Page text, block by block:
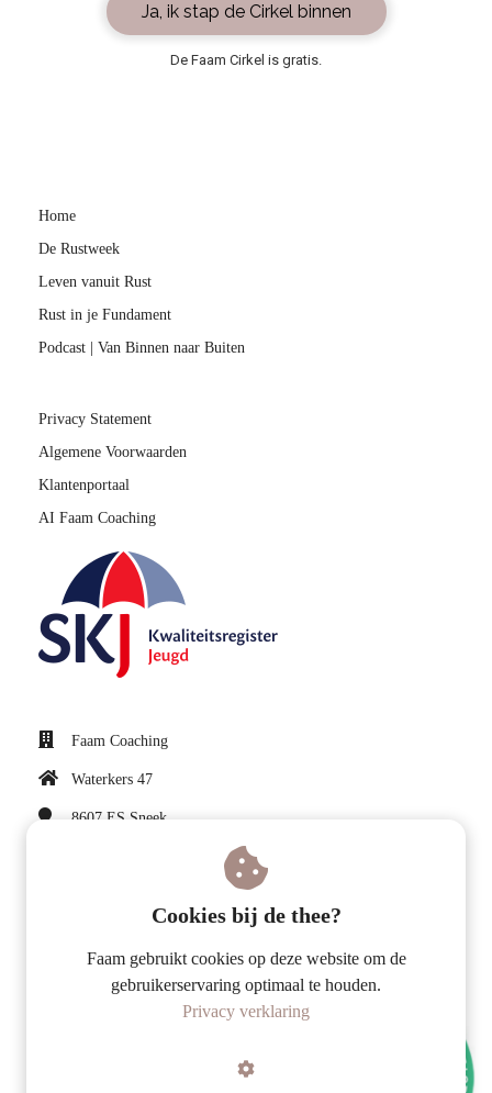
Ja, ik stap de Cirkel binnen
De Faam Cirkel is gratis.
Home
De Rustweek
Leven vanuit Rust
Rust in je Fundament
Podcast | Van Binnen naar Buiten
Privacy Statement
Algemene Voorwaarden
Klantenportaal
AI Faam Coaching
Faam Coaching
Waterkers 47
8607 ES Sneek
sylvia@faam-coaching.nl
Cookies bij de thee?
Faam gebruikt cookies op deze website om de
gebruikerservaring optimaal te houden.
Privacy verklaring